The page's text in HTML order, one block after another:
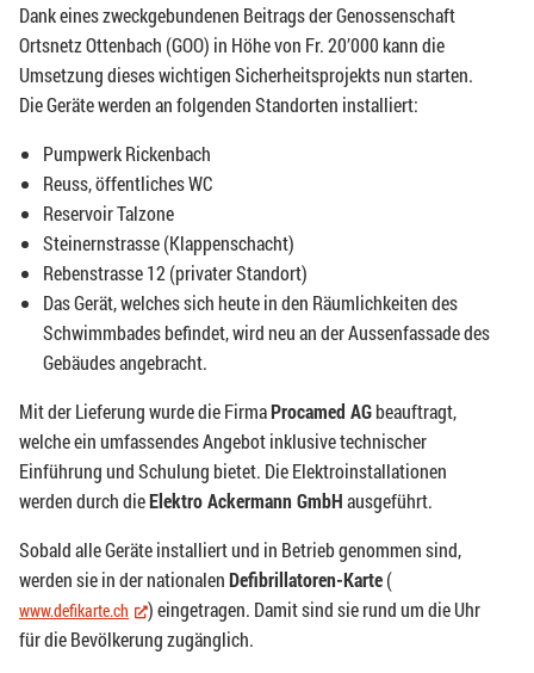
Dank eines zweckgebundenen Beitrags der Genossenschaft
Ortsnetz Ottenbach (GOO) in Höhe von Fr. 20’000 kann die
Umsetzung dieses wichtigen Sicherheitsprojekts nun starten.
Die Geräte werden an folgenden Standorten installiert:
Pumpwerk Rickenbach
Reuss, öffentliches WC
Reservoir Talzone
Steinernstrasse (Klappenschacht)
Rebenstrasse 12 (privater Standort)
Das Gerät, welches sich heute in den Räumlichkeiten des
Schwimmbades befindet, wird neu an der Aussenfassade des
Gebäudes angebracht.
Mit der Lieferung wurde die FirmaProcamed AGbeauftragt,
welche ein umfassendes Angebot inklusive technischer
Einführung und Schulung bietet. Die Elektroinstallationen
werden durch dieElektro Ackermann GmbHausgeführt.
Sobald alle Geräte installiert und in Betrieb genommen sind,
werden sie in der nationalenDefibrillatoren-Karte(
www.defikarte.ch (External Link)
) eingetragen. Damit sind sie rund um die Uhr
für die Bevölkerung zugänglich.